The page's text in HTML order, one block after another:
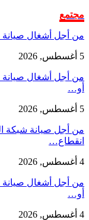
مجتمع
من أجل أشغال صيانة
5 أغسطس, 2026
من أجل أشغال
أو…
5 أغسطس, 2026
من أجل صيانة شبكة
انقطاع…
4 أغسطس, 2026
من أجل أشغال
أو…
4 أغسطس, 2026